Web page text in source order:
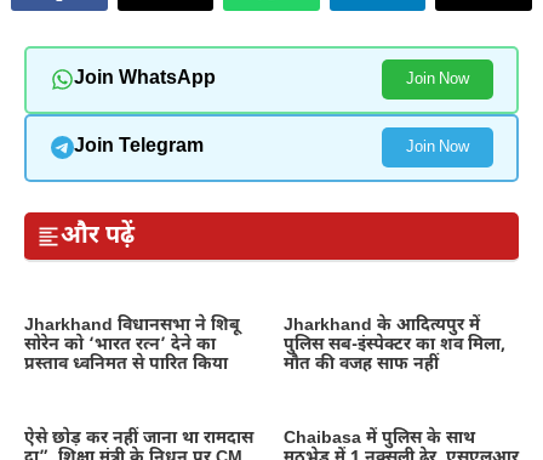
Join WhatsApp Join Now
Join Telegram Join Now
और पढ़ें
Jharkhand विधानसभा ने शिबू
सोरेन को ‘भारत रत्न’ देने का
प्रस्ताव ध्वनिमत से पारित किया
Jharkhand के आदित्यपुर में
पुलिस सब-इंस्पेक्टर का शव मिला,
मौत की वजह साफ नहीं
ऐसे छोड़ कर नहीं जाना था रामदास
Chaibasa में पुलिस के साथ